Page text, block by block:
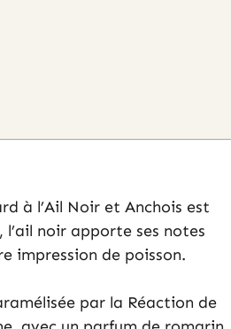
à l’Ail Noir et Anchois est
noir apporte ses notes
impression de poisson.
par la Réaction de